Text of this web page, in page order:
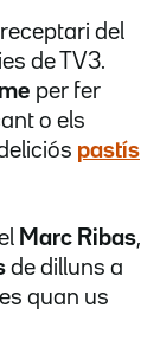
del
de TV3.
per fer
o els
pastís
Marc Ribas,
de dilluns a
quan us